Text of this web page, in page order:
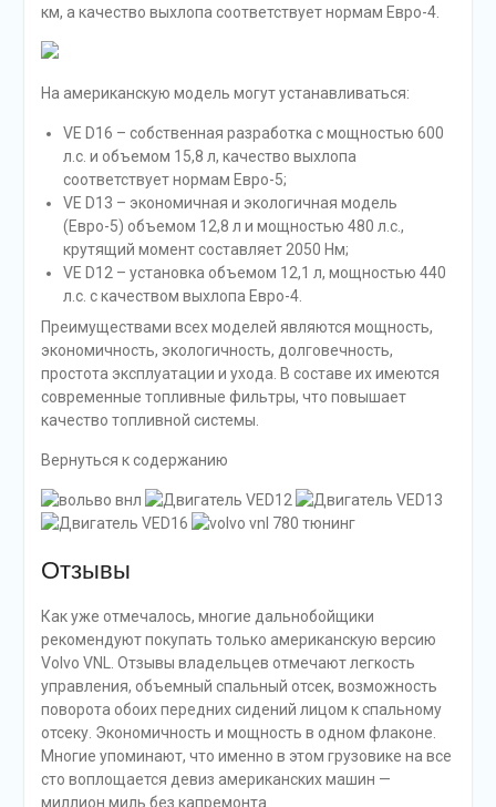
км, а качество выхлопа соответствует нормам Евро-4.
На американскую модель могут устанавливаться:
VE D16 – собственная разработка с мощностью 600
л.с. и объемом 15,8 л, качество выхлопа
соответствует нормам Евро-5;
VE D13 – экономичная и экологичная модель
(Евро-5) объемом 12,8 л и мощностью 480 л.с.,
крутящий момент составляет 2050 Нм;
VE D12 – установка объемом 12,1 л, мощностью 440
л.с. с качеством выхлопа Евро-4.
Преимуществами всех моделей являются мощность,
экономичность, экологичность, долговечность,
простота эксплуатации и ухода. В составе их имеются
современные топливные фильтры, что повышает
качество топливной системы.
Вернуться к содержанию
Отзывы
Как уже отмечалось, многие дальнобойщики
рекомендуют покупать только американскую версию
Volvo VNL. Отзывы владельцев отмечают легкость
управления, объемный спальный отсек, возможность
поворота обоих передних сидений лицом к спальному
отсеку. Экономичность и мощность в одном флаконе.
Многие упоминают, что именно в этом грузовике на все
сто воплощается девиз американских машин —
миллион миль без капремонта.